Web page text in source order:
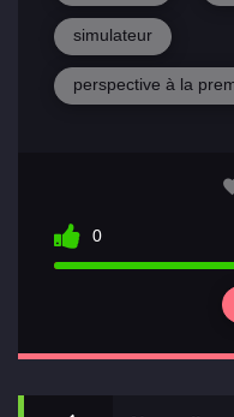
de jeux
simulateur
perspective à la
0